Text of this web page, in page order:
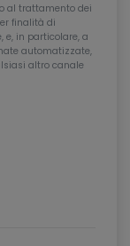
al trattamento dei
finalità di
e, in particolare, a
automatizzate,
altro canale